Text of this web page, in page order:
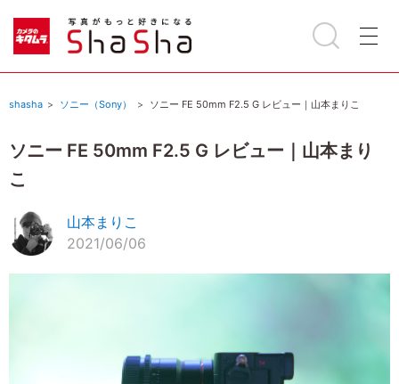
shasha ソニー（Sony） ソニー FE 50mm F2.5 G レビュー｜山本まりこ
ソニー FE 50mm F2.5 G レビュー｜山本まり
こ
山本まりこ
2021/06/06